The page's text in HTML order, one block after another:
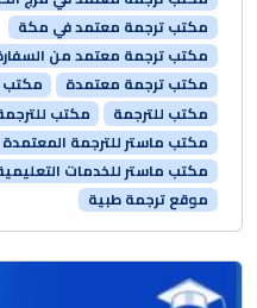
مكتب ترجمة معتمد في مكة
مكتب ترجمة معتمد من
مكتب ترجمة معتمدة
مكتب
مكتب للترجمة
مكتب
مكتب ماستر للترجمة المعتمدة
مكتب ماستر للخدمات
موقع ترجمة طبية